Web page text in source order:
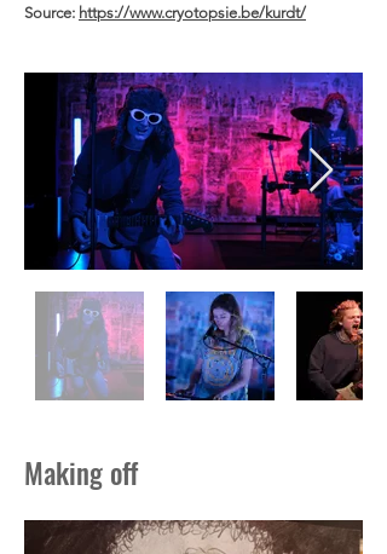
Source: https://www.cryotopsie.be/kurdt/
Making off